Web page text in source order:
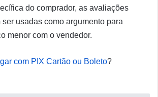
do comprador, as avaliações
usadas como argumento para
menor com o vendedor.
com PIX Cartão ou Boleto?